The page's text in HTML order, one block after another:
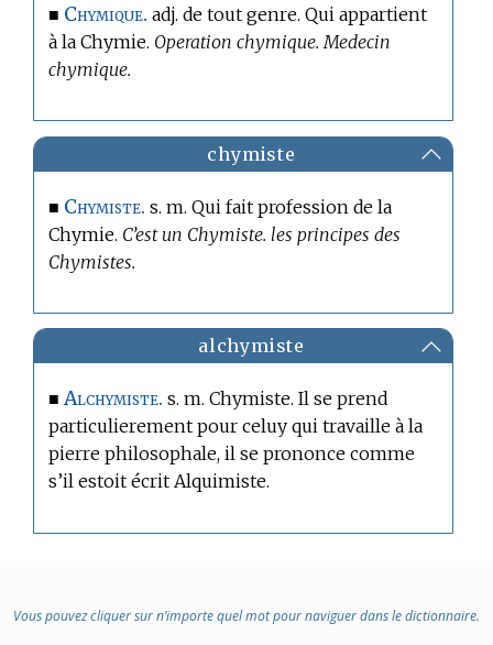
■ Chymique. adj. de tout genre. Qui appartient
à la Chymie. Operation chymique. Medecin
chymique.
chymiste
■ Chymiste. s. m. Qui fait profession de la
Chymie. C’est un Chymiste. les principes des
Chymistes.
alchymiste
■Alchymiste. s. m. Chymiste. Il se prend
particulierement pour celuy qui travaille à la
pierre philosophale, il se prononce comme
s’il estoit écrit Alquimiste.
Vous pouvez cliquer sur n’importe quel mot pour naviguer dans le dictionnaire.